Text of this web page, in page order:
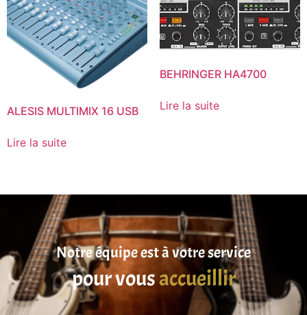
ALESIS MULTIMIX 16 USB
Lire la suite
BEHRINGER HA4700
Lire la suite
Notre équipe est à votre service
pour vousaccueillir